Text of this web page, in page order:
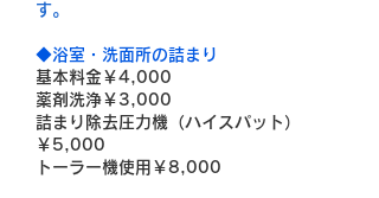
す。
◆浴室・洗面所の詰まり
基本料金￥4,000
薬剤洗浄￥3,000
詰まり除去圧力機（ハイスパット）
￥5,000
トーラー機使用￥8,000